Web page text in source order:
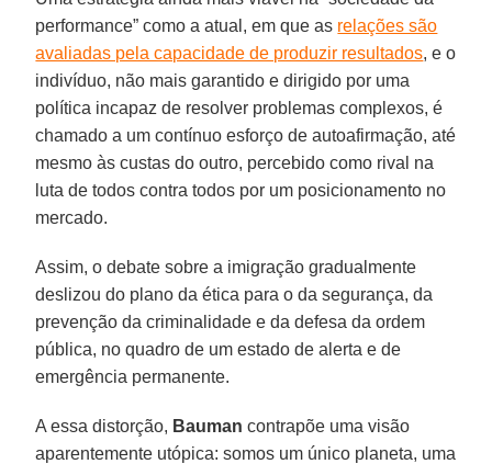
performance” como a atual, em que as relações são
avaliadas pela capacidade de produzir resultados, e o
indivíduo, não mais garantido e dirigido por uma
política incapaz de resolver problemas complexos, é
chamado a um contínuo esforço de autoafirmação, até
mesmo às custas do outro, percebido como rival na
luta de todos contra todos por um posicionamento no
mercado.
Assim, o debate sobre a imigração gradualmente
deslizou do plano da ética para o da segurança, da
prevenção da criminalidade e da defesa da ordem
pública, no quadro de um estado de alerta e de
emergência permanente.
A essa distorção, Bauman contrapõe uma visão
aparentemente utópica: somos um único planeta, uma